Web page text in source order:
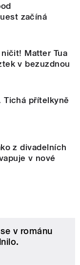
začíná
Matter Tua
v bezuzdnou
Tichá přítelkyně
z divadelních
v nové
v románu